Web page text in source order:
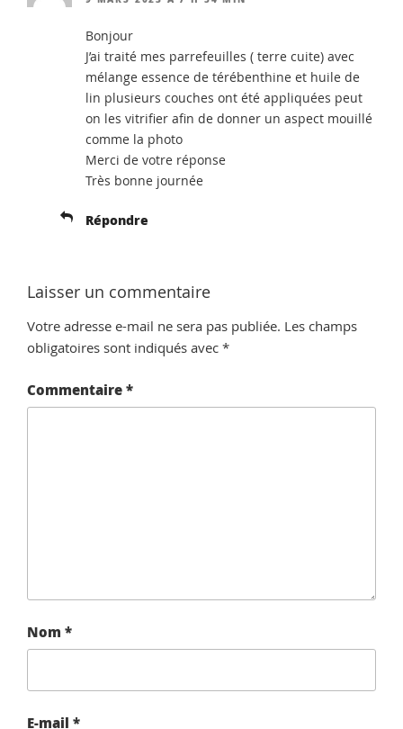
Bonjour
J’ai traité mes parrefeuilles ( terre cuite) avec
mélange essence de térébenthine et huile de
lin plusieurs couches ont été appliquées peut
on les vitrifier afin de donner un aspect mouillé
comme la photo
Merci de votre réponse
Très bonne journée
Répondre
Laisser un commentaire
Votre adresse e-mail ne sera pas publiée. Les champs
obligatoires sont indiqués avec *
Commentaire*
Nom *
E-mail *